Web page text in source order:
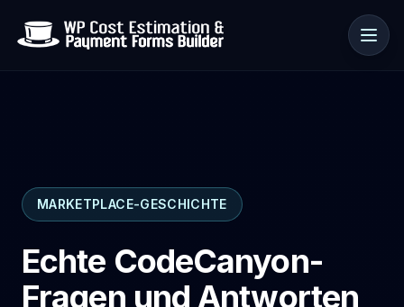
Ressourcen
MARKETPLACE-GESCHICHTE
Echte CodeCanyon-
Fragen und Antworten